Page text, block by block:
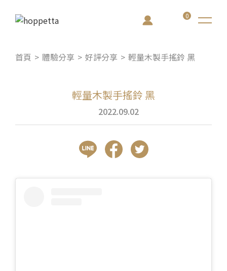
0
首頁 體驗分享 好評分享 輕量木製手搖鈴 黑
輕量木製手搖鈴 黑
2022.09.02